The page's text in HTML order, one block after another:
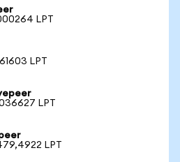
LPT
LPT
LPT
LPT